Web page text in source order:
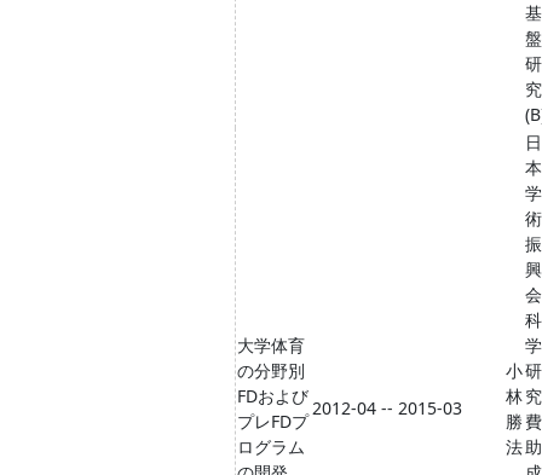
基
盤
研
究
大学体育
の分野別
FDおよび
プレFDプ
ログラム
2012-04 -- 2015-03
小
林
勝
法
日
本
学
術
振
興
科
学
研
究
費
助